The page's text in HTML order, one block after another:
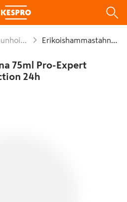
Erikoishammastahnat
75ml Pro-Expert
24h